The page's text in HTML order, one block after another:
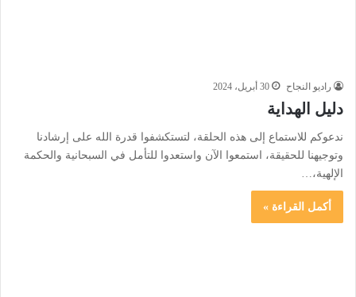
راديو النجاح 30 أبريل، 2024
دليل الهداية
ندعوكم للاستماع إلى هذه الحلقة، لتستكشفوا قدرة الله على إرشادنا
وتوجيهنا للحقيقة، استمعوا الآن واستعدوا للتأمل في السبحانية والحكمة
الإلهية،…
أكمل القراءة »